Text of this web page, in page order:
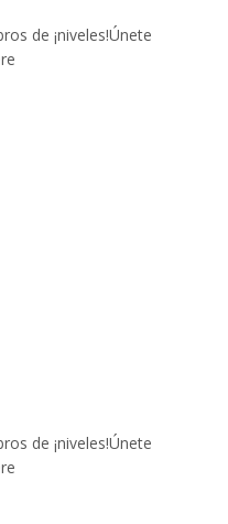
de ¡niveles!Únete
de ¡niveles!Únete